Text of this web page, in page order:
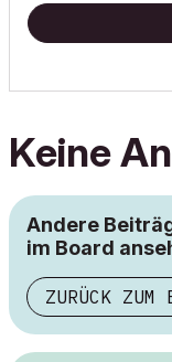
Keine
Andere
im Board
ZURÜCK ZUM